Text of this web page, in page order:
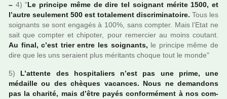
– 4) "Le prin­cipe même de dire tel soi­gnant mérite 1500, et
l’autre seu­le­ment 500 est tota­le­ment dis­cri­mi­na­toire. Tous les
soi­gnants se sont enga­gés à 100%, sans comp­ter. Mais l’Etat ne
sait que comp­ter et chi­po­ter, pour remer­cier au moins cou­tant.
Au final, c’est trier entre les soi­­gnants, le prin­­cipe même de
dire que les uns seraient plus méri­­tants choque tout le monde"
5) L’attente des hos­pi­ta­liers n’est pas une prime, une
médaille ou des chè­ques vacan­ces. Nous ne deman­dons
pas la cha­rité, mais d’être payés confor­mé­ment à nos com­